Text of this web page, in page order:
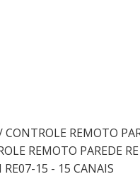
REMOTO
REMOTO PAREDE
15 - 15 CANAIS